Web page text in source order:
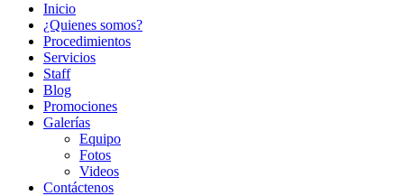
Inicio
¿Quienes somos?
Procedimientos
Servicios
Staff
Blog
Promociones
Galerías
Equipo
Fotos
Videos
Contáctenos